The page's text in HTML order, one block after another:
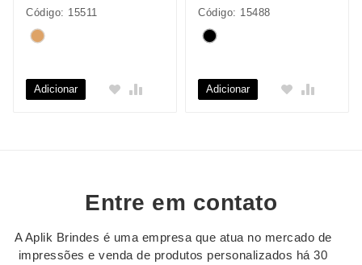
Código: 15511
Adicionar
Código: 15488
Adicionar
Entre em contato
A Aplik Brindes é uma empresa que atua no mercado de
impressões e venda de produtos personalizados há 30